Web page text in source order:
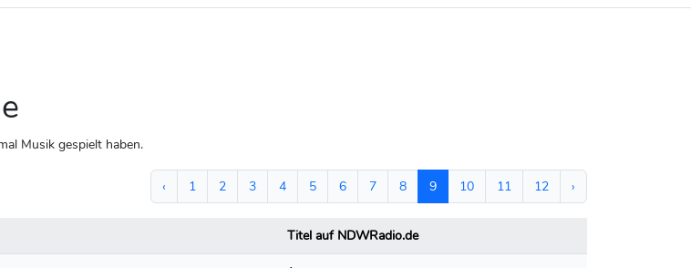
Musik gespielt haben.
‹ 1 2 3 4 5 6 7 8 9 10 11 12 ›
Titel auf NDWRadio.de